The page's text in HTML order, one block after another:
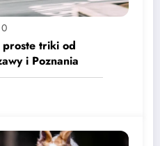
0
proste triki od
i Poznania